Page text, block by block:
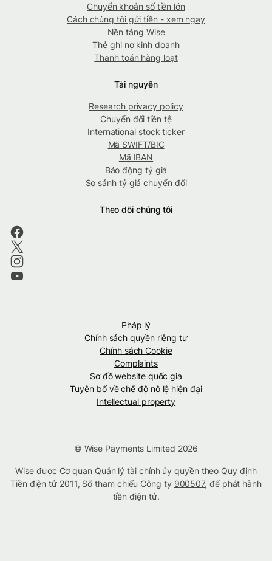
Chuyển khoản số tiền lớn
Cách chúng tôi gửi tiền - xem ngay
Nền tảng Wise
Thẻ ghi nợ kinh doanh
Thanh toán hàng loạt
Tài nguyên
Research privacy policy
Chuyển đổi tiền tệ
International stock ticker
Mã SWIFT/BIC
Mã IBAN
Báo động tỷ giá
So sánh tỷ giá chuyển đổi
Theo dõi chúng tôi
Pháp lý
Chính sách quyền riêng tư
Chính sách Cookie
Complaints
Sơ đồ website quốc gia
Tuyên bố về chế độ nô lệ hiện đại
Intellectual property
© Wise Payments Limited 2026
Wise được Cơ quan Quản lý tài chính ủy quyền theo Quy định
Tiền điện tử 2011, Số tham chiếu Công ty 900507, để phát hành
tiền điện tử.